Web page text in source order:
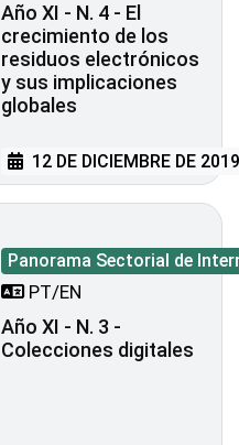
Año XI - N. 4 - El
crecimiento de los
residuos electrónicos
y sus implicaciones
globales
12 DE DICIEMBRE DE
Panorama Sectorial de
PT/EN
Año XI - N. 3 -
Colecciones digitales